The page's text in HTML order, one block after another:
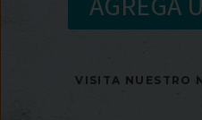
VISITA NUESTRO